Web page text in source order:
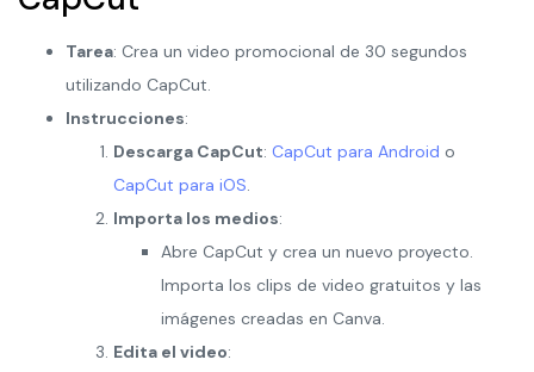
Tarea: Crea un video promocional de 30 segundos
utilizando CapCut.
Instrucciones:
Descarga CapCut: CapCut para Android o
CapCut para iOS.
Importa los medios:
Abre CapCut y crea un nuevo proyecto.
Importa los clips de video gratuitos y las
imágenes creadas en Canva.
Edita el video: